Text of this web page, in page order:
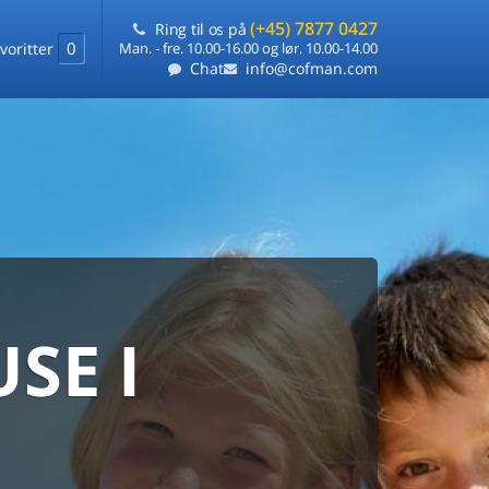
0
Ring til os på (+45) 7877 0427
Man. - fre. 10.00-16.00 og lør. 10.00-14.00
Chat info@cofman.com
I
laveste pris
ét sted